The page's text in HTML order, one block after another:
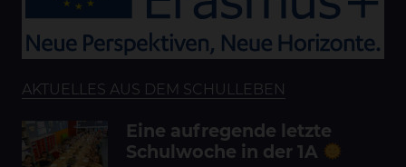
AKTUELLES AUS DEM SCHULLEBEN
Eine aufregende letzte
Schulwoche in der 1A